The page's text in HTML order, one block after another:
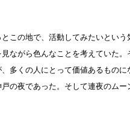
この地で、活動してみたいとい
ながら色んなことを考えていた
多くの人にとって価値あるもの
の夜であった。そして連夜のム